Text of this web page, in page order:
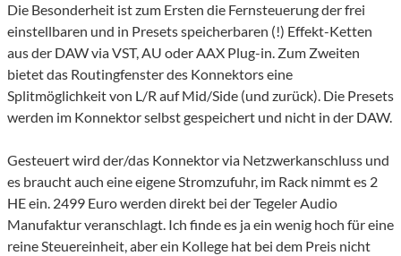
Die Besonderheit ist zum Ersten die Fernsteuerung der frei
einstellbaren und in Presets speicherbaren (!) Effekt-Ketten
aus der DAW via VST, AU oder AAX Plug-in. Zum Zweiten
bietet das Routingfenster des Konnektors eine
Splitmöglichkeit von L/R auf Mid/Side (und zurück). Die Presets
werden im Konnektor selbst gespeichert und nicht in der DAW.
Gesteuert wird der/das Konnektor via Netzwerkanschluss und
es braucht auch eine eigene Stromzufuhr, im Rack nimmt es 2
HE ein. 2499 Euro werden direkt bei der Tegeler Audio
Manufaktur veranschlagt. Ich finde es ja ein wenig hoch für eine
reine Steuereinheit, aber ein Kollege hat bei dem Preis nicht